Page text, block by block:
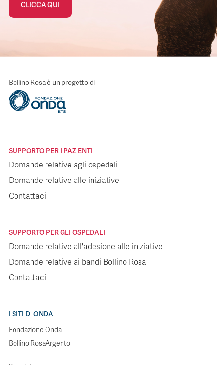
CLICCA QUI
Bollino Rosa è un progetto di
SUPPORTO PER I PAZIENTI
Domande relative agli ospedali
Domande relative alle iniziative
Contattaci
SUPPORTO PER GLI OSPEDALI
Domande relative all'adesione alle iniziative
Domande relative ai bandi Bollino Rosa
Contattaci
I SITI DI ONDA
Fondazione Onda
Bollino RosaArgento